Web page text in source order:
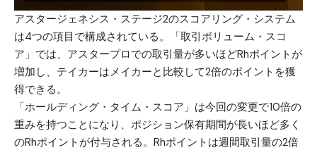
アスタージェネシス・ステージ2のスコアリング・システム
は4つの項目で構成されている。「取引ボリューム・スコ
ア」では、アスタープロでの取引量が多いほどRhポイントが
増加し、テイカーはメイカーと比較して2倍のポイントを獲
得できる。
「ホールディング・タイム・スコア」は今回の変更で10倍の
重みを持つことになり、ポジション保有期間が長いほど多く
のRhポイントが付与される。Rhポイントは週間取引量の2倍